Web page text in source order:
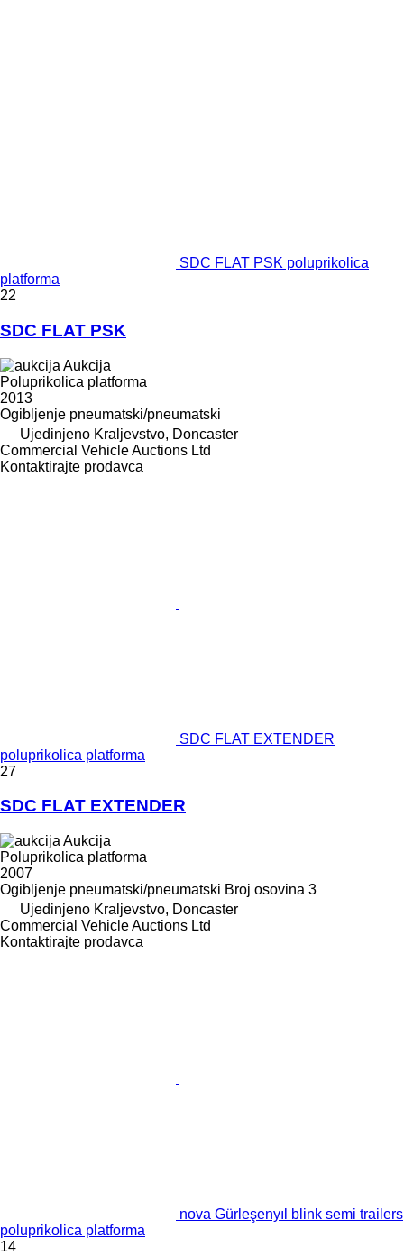
SDC FLAT PSK poluprikolica
platforma
22
SDC FLAT PSK
Aukcija
Poluprikolica platforma
2013
Ogibljenje pneumatski/pneumatski
Ujedinjeno Kraljevstvo, Doncaster
Commercial Vehicle Auctions Ltd
Kontaktirajte prodavca
SDC FLAT EXTENDER
poluprikolica platforma
27
SDC FLAT EXTENDER
Aukcija
Poluprikolica platforma
2007
Ogibljenje pneumatski/pneumatski Broj osovina 3
Ujedinjeno Kraljevstvo, Doncaster
Commercial Vehicle Auctions Ltd
Kontaktirajte prodavca
nova Gürleşenyıl blink semi trailers
poluprikolica platforma
14